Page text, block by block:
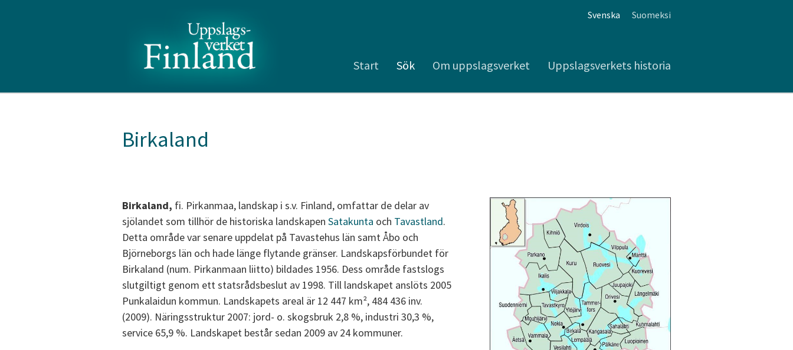
Svenska Suomeksi
Start Sök Om uppslagsverket Uppslagsverkets historia
Birkaland
Birkaland, fi. Pirkanmaa, landskap i s.v. Finland, omfattar de delar av
sjölandet som tillhör de historiska landskapen Satakunta och Tavastland.
Detta område var senare uppdelat på Tavastehus län samt Åbo och
Björneborgs län och hade länge flytande gränser. Landskapsförbundet för
Birkaland (num. Pirkanmaan liitto) bildades 1956. Dess område fastslogs
slutgiltigt genom ett statsrådsbeslut av 1998. Till landskapet anslöts 2005
Punkalaidun kommun. Landskapets areal är 12 447 km², 484 436 inv.
(2009). Näringsstruktur 2007: jord- o. skogsbruk 2,8 %, industri 30,3 %,
service 65,9 %. Landskapet består sedan 2009 av 24 kommuner.